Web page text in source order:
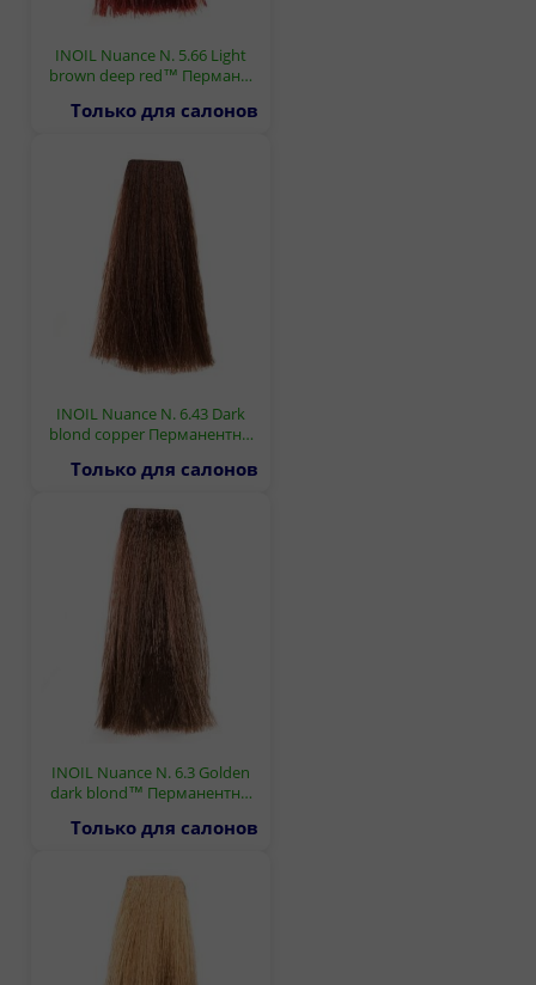
INOIL Nuance N. 5.66 Light
brown deep red™ Перман…
Только для салонов
INOIL Nuance N. 6.43 Dark
blond copper Перманентн…
Только для салонов
INOIL Nuance N. 6.3 Golden
dark blond™ Перманентн…
Только для салонов